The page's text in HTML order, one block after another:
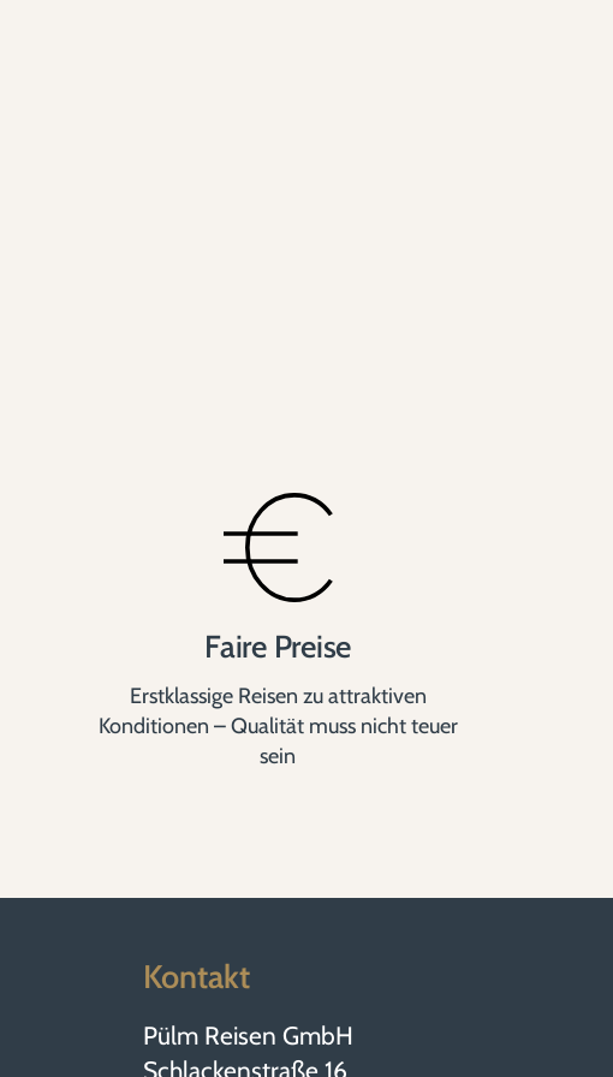
Faire Preise
Erstklassige Reisen zu attraktiven
Konditionen – Qualität muss nicht teuer
sein
Kontakt
Pülm Reisen GmbH
Schlackenstraße 16